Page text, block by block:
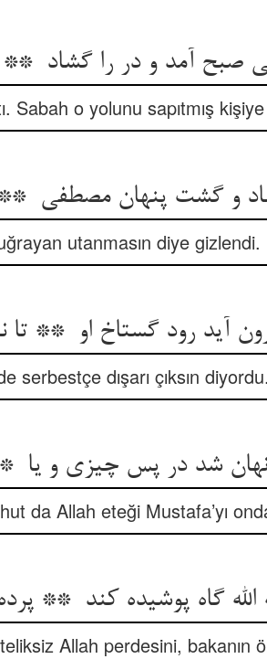
Sabah o yolunu sapıtmış
utanmasın diye gizlendi.
serbestçe dışarı çıksın diyordu.
da Allah eteği Mustafa’yı
Allah perdesini, bakanın